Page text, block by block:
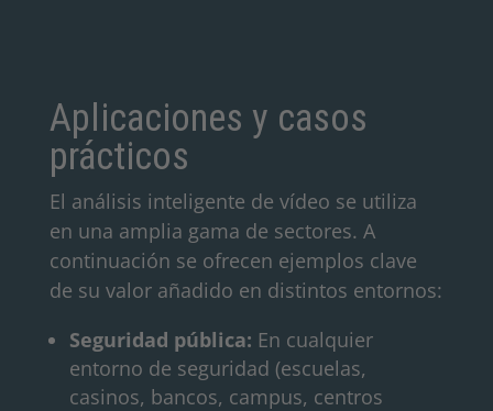
Aplicaciones y casos
prácticos
El análisis inteligente de vídeo se utiliza
en una amplia gama de sectores. A
continuación se ofrecen ejemplos clave
de su valor añadido en distintos entornos:
Seguridad pública: En cualquier
entorno de seguridad (escuelas,
casinos, bancos, campus, centros